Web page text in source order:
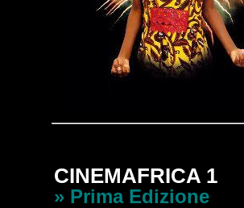
CINEMAFRICA 1
» Prima Edizione